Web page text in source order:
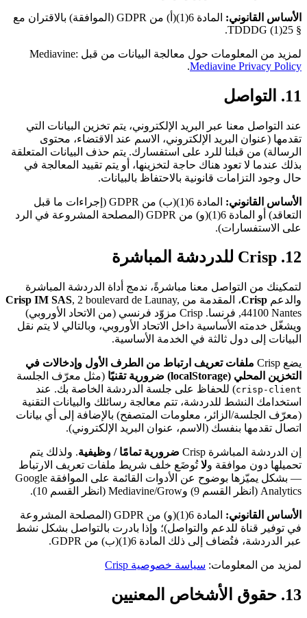
الأساس القانوني:
المادة 6(1)(أ) من GDPR (الموافقة) بالاقتران مع
§ 25(1) TDDDG.
لمزيد من المعلومات حول معالجة البيانات من قبل Mediavine:
Mediavine Privacy Policy
.
11. التواصل
عند التواصل معنا عبر البريد الإلكتروني، يتم تخزين البيانات التي
تقدمها (عنوان البريد الإلكتروني، الاسم عند الاقتضاء، محتوى
الرسالة) من قبلنا للرد على استفسارك. يتم حذف البيانات المتعلقة
بذلك عندما لا تعود هناك حاجة لتخزينها، أو يتم تقييد المعالجة في
حال وجود التزامات قانونية بالاحتفاظ بالبيانات.
الأساس القانوني:
المادة 6(1)(ب) من GDPR (إجراءات ما قبل
التعاقد) أو المادة 6(1)(و) من GDPR (المصلحة المشروعة في الرد
على الاستفسارات).
12. Crisp للدردشة المباشرة
لتمكينك من التواصل معنا مباشرةً، ندمج أداة الدردشة المباشرة
والدعم Crisp، المقدمة من Crisp IM SAS, 2 boulevard de Launay,
44100 Nantes, فرنسا. Crisp مزوّد فرنسي (من الاتحاد الأوروبي)
ويشغّل خدمته الأساسية داخل الاتحاد الأوروبي، وبالتالي لا يتم نقل
البيانات إلى دول ثالثة في الخدمة الأساسية.
يضع Crisp
ملفات تعريف ارتباط من الطرف الأول وإدخالات في
التخزين المحلي (localStorage) ضرورية تقنيًا
(مثل معرّف الجلسة
crisp-client) للحفاظ على جلسة الدردشة الخاصة بك. عند
استخدامك النشط للدردشة، تتم معالجة رسائلك والبيانات التقنية
(معرّف الجلسة/الزائر، معلومات المتصفح) بالإضافة إلى أي بيانات
اتصال تقدمها بنفسك (الاسم، عنوان البريد الإلكتروني).
إن الدردشة المباشرة Crisp ضرورية تمامًا / وظيفية. ولذلك يتم
تحميلها دون موافقة ولاتُوضَع خلف شريط ملفات تعريف الارتباط
— بشكل يميّزها بوضوح عن الأدوات القائمة على الموافقة Google
Analytics (انظر القسم 9) وMediavine/Grow (انظر القسم 10).
الأساس القانوني:
المادة 6(1)(و) من GDPR (المصلحة المشروعة
في توفير قناة للدعم والتواصل)؛ وإذا بادرت بالتواصل بشكل نشط
عبر الدردشة، فتُضاف إلى ذلك المادة 6(1)(ب) من GDPR.
لمزيد من المعلومات: سياسة خصوصية Crisp
13. حقوق الأشخاص المعنيين